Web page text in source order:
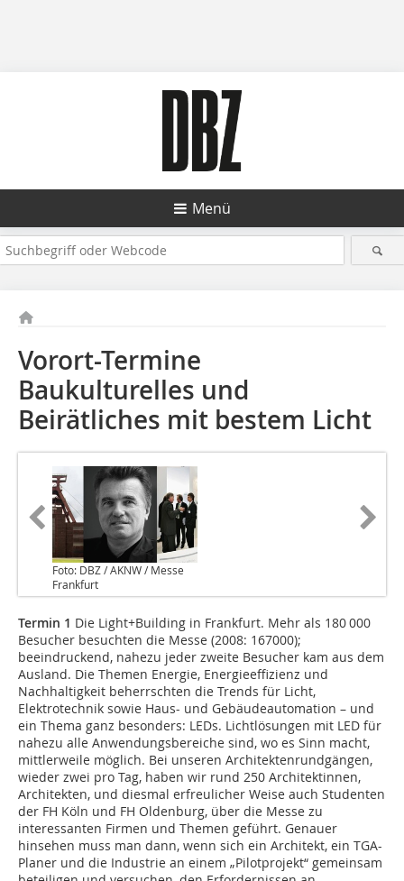
Menü
Vorort-Termine
Baukulturelles und
Beirätliches mit bestem Licht
Foto: DBZ / AKNW / Messe
Frankfurt
Termin 1 Die Light+Building in Frankfurt. Mehr als 180 000
Besucher besuchten die Messe (2008: 167000);
beeindruckend, nahezu jeder zweite Besucher kam aus dem
Ausland. Die Themen Energie, Energieeffizienz und
Nachhaltigkeit beherrschten die Trends für Licht,
Elektrotechnik sowie Haus- und Gebäudeautomation – und
ein Thema ganz besonders: LEDs. Lichtlösungen mit LED für
nahezu alle Anwendungsbereiche sind, wo es Sinn macht,
mittlerweile möglich. Bei unseren Architektenrundgängen,
wieder zwei pro Tag, haben wir rund 250 Architektinnen,
Architekten, und diesmal erfreulicher Weise auch Studenten
der FH Köln und FH Oldenburg, über die Messe zu
interessanten Firmen und Themen geführt. Genauer
hinsehen muss man dann, wenn sich ein Architekt, ein TGA-
Planer und die Industrie an einem „Pilotprojekt“ gemeinsam